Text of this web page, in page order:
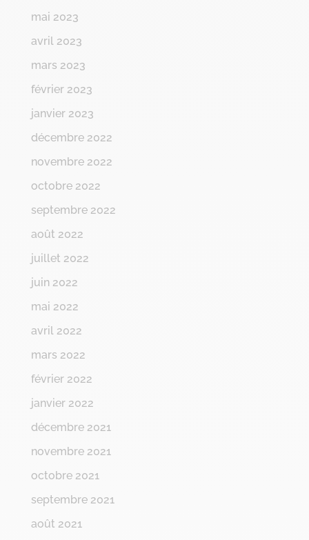
mai 2023
avril 2023
mars 2023
février 2023
janvier 2023
décembre 2022
novembre 2022
octobre 2022
septembre 2022
août 2022
juillet 2022
juin 2022
mai 2022
avril 2022
mars 2022
février 2022
janvier 2022
décembre 2021
novembre 2021
octobre 2021
septembre 2021
août 2021